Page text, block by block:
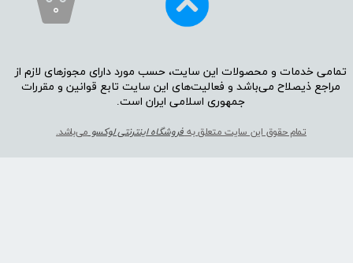
تمامی خدمات و محصولات این سایت، حسب مورد دارای مجوز‌‌‌‌های لازم از
مراجع ذیصلاح می‌باشد و فعالیت‌‌‌‌های این سایت تابع قوانین و مقررات
جمهوری اسلامی ایران است.​​​​​​​
تمام حقوق این سایت متعلق بهفروشگاه اینترنتی لوکسومی‌باشد.
۰